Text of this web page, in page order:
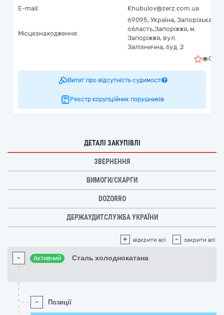
E-mail:
Khubulov@zerz.com.ua
Місцезнаходження:
69095, Україна, Запорізька
область,Запоріжжя, м.
Запоріжжя, вул.
Залізнична, буд. 2
0
Витяг про відсутність судимості
Реєстр корупційних порушників
ДЕТАЛІ ЗАКУПІВЛІ
ЗВЕРНЕННЯ
ВИМОГИ/СКАРГИ
DOZORRO
ДЕРЖАУДИТСЛУЖБА УКРАЇНИ
+ відкрити всі - закрити всі
- Активний Сталь холоднокатана
- Позиції